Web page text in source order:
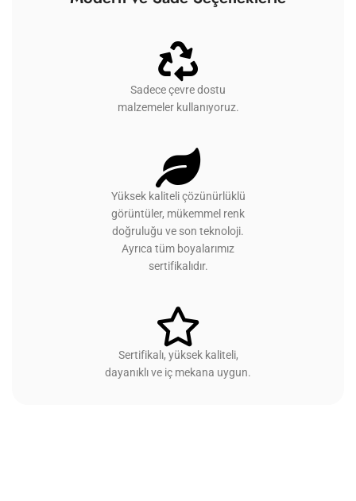
Sadece çevre dostu
malzemeler kullanıyoruz.
Yüksek kaliteli çözünürlüklü
görüntüler, mükemmel renk
doğruluğu ve son teknoloji.
Ayrıca tüm boyalarımız
sertifikalıdır.
Sertifikalı, yüksek kaliteli,
dayanıklı ve iç mekana uygun.